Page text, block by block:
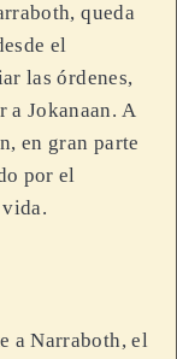
queda
el
las órdenes,
a Jokanaan. A
en gran parte
por el
a Narraboth, el